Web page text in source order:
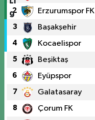
2 Erzurumspor FK
3 Başakşehir
4 Kocaelispor
5 Beşiktaş
6 Eyüpspor
7 Galatasaray
8 Çorum FK